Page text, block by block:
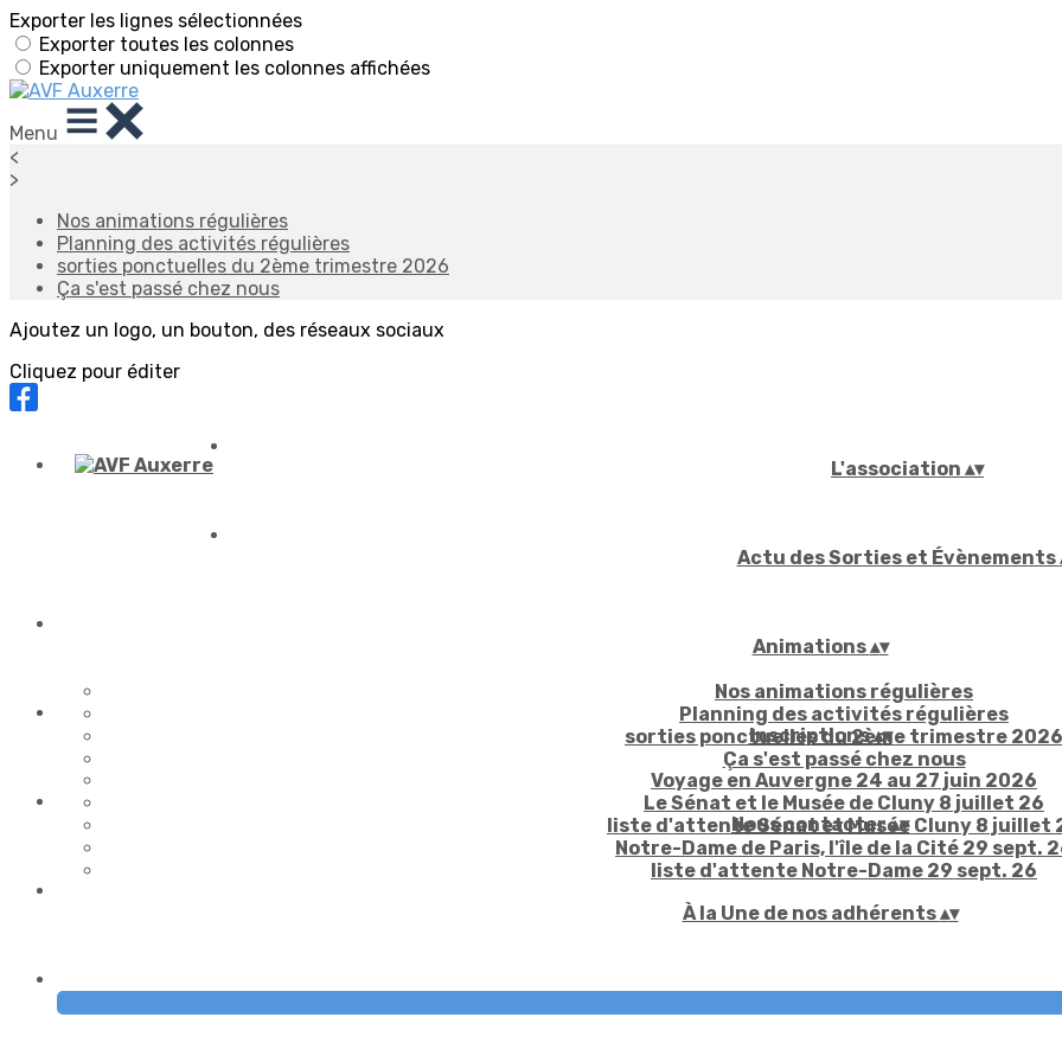
Exporter les lignes sélectionnées
Exporter toutes les colonnes
Exporter uniquement les colonnes affichées
Menu
<
>
Nos animations régulières
Planning des activités régulières
sorties ponctuelles du 2ème trimestre 2026
Ça s'est passé chez nous
Ajoutez un logo, un bouton, des réseaux sociaux
Cliquez pour éditer
L'association ▴▾
Actu des Sorties et Évènements
Animations▴▾
Nos animations régulières
Planning des activités régulières
sorties ponctuelles du 2ème trimestre 2026
Ça s'est passé chez nous
Inscriptions▴▾
Voyage en Auvergne 24 au 27 juin 2026
Le Sénat et le Musée de Cluny 8 juillet 26
liste d'attente Sénat et Musée Cluny 8 juillet
Notre-Dame de Paris, l'île de la Cité 29 sept.
liste d'attente Notre-Dame 29 sept. 26
Nous contacter▴▾
À la Une de nos adhérents▴▾